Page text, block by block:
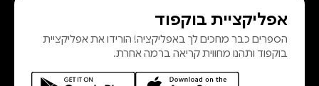
אפליקציית בוקפוד
הספרים כבר מחכים לך באפליקציה! הורידו את אפליקציית
בוקפוד ותהנו מחווית קריאה ברמה אחרת.